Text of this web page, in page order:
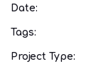
Date:
Tags:
Project Type: